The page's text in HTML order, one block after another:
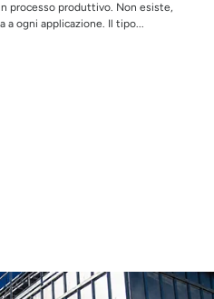
processo produttivo. Non esiste,
a ogni applicazione. Il tipo...